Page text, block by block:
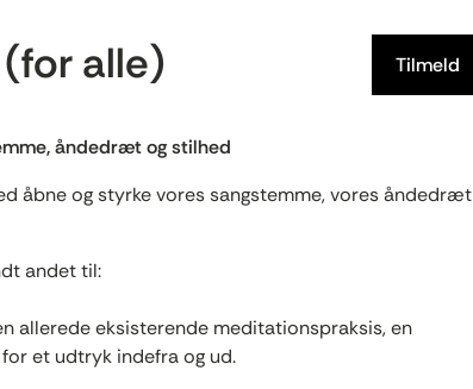
alle) Tilmeld
åndedræt og stilhed
åbne og styrke vores sangstemme, vores åndedræt
andet til:
allerede eksisterende meditationspraksis, en
et udtryk indefra og ud.